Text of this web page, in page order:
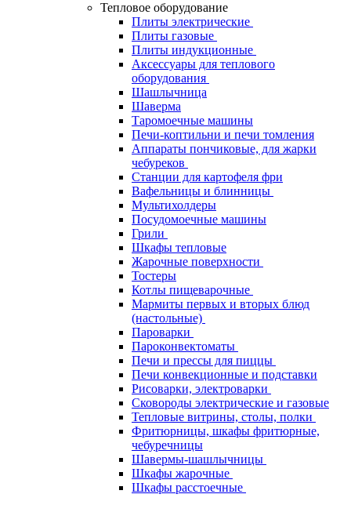
Тепловое оборудование
Плиты электрические
Плиты газовые
Плиты индукционные
Аксессуары для теплового
оборудования
Шашлычница
Шаверма
Таромоечные машины
Печи-коптильни и печи томления
Аппараты пончиковые, для жарки
чебуреков
Станции для картофеля фри
Вафельницы и блинницы
Мультихолдеры
Посудомоечные машины
Грили
Шкафы тепловые
Жарочные поверхности
Тостеры
Котлы пищеварочные
Мармиты первых и вторых блюд
(настольные)
Пароварки
Пароконвектоматы
Печи и прессы для пиццы
Печи конвекционные и подставки
Рисоварки, электроварки
Сковороды электрические и газовые
Тепловые витрины, столы, полки
Фритюрницы, шкафы фритюрные,
чебуречницы
Шавермы-шашлычницы
Шкафы жарочные
Шкафы расстоечные